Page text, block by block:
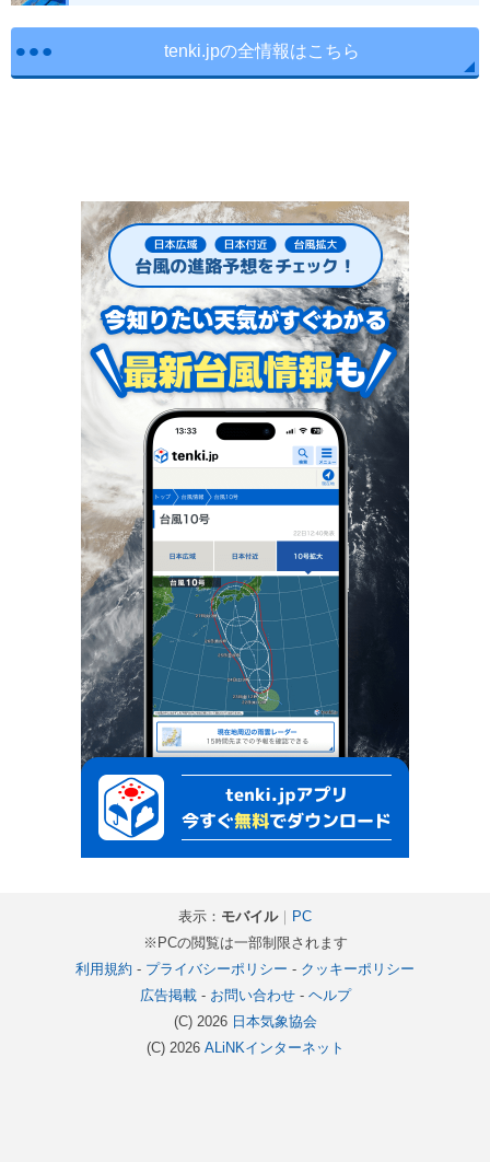
tenki.jpの全情報はこちら
表示： モバイル｜ PC
※PCの閲覧は一部制限されます
利用規約 - プライバシーポリシー - クッキーポリシー
広告掲載- お問い合わせ- ヘルプ
(C) 2026 日本気象協会
(C) 2026 ALiNKインターネット